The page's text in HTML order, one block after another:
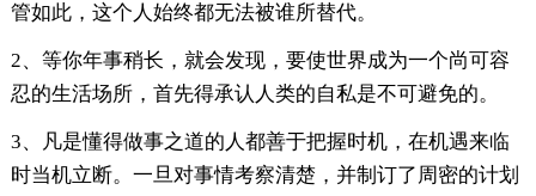
管如此，这个人始终都无法被谁所替代。
2、等你年事稍长，就会发现，要使世界成为一个尚可容
忍的生活场所，首先得承认人类的自私是不可避免的。
3、凡是懂得做事之道的人都善于把握时机，在机遇来临
时当机立断。一旦对事情考察清楚，并制订了周密的计划